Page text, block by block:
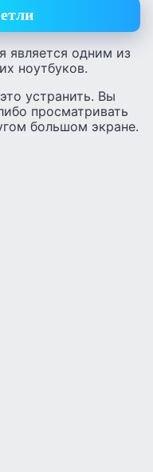
является одним из
ноутбуков.
устранить. Вы
просматривать
большом экране.